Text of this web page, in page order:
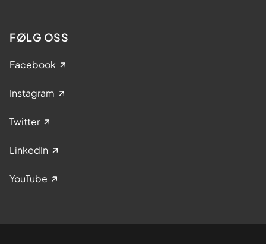
FØLG OSS
Facebook
Instagram
Twitter
LinkedIn
YouTube